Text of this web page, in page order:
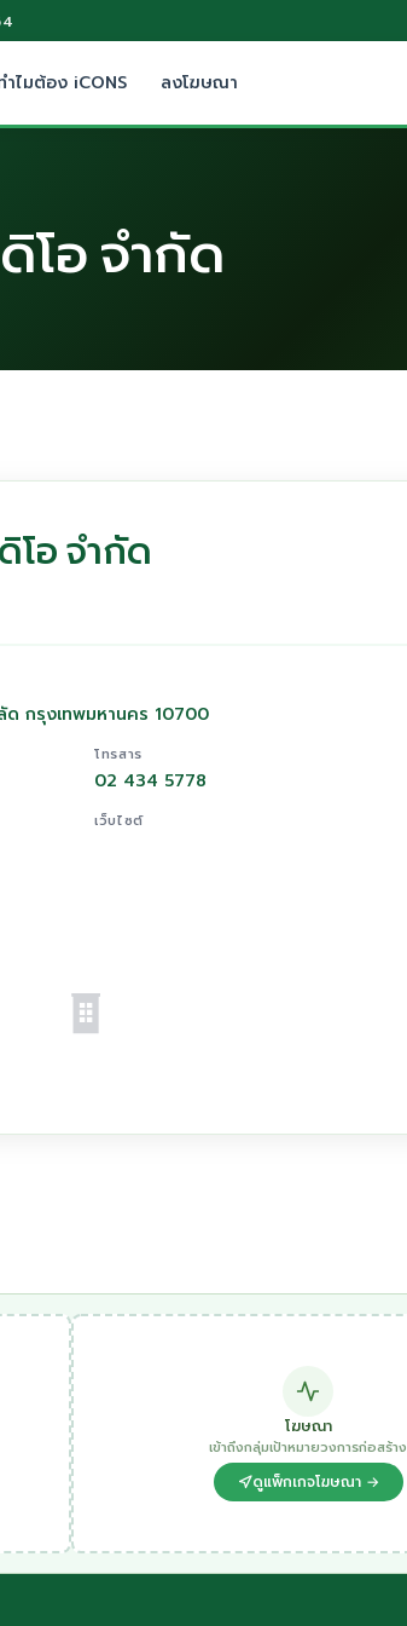
ำไมต้อง iCONS ลงโฆษณา
โอ จำกัด
โอ จำกัด
ด กรุงเทพมหานคร 10700
โทรสาร
02 434 5778
เว็บไซต์
โฆษณา
เข้าถึงกลุ่มเป้าหมายวงการก่อสร้าง
ดูแพ็กเกจโฆษณา →